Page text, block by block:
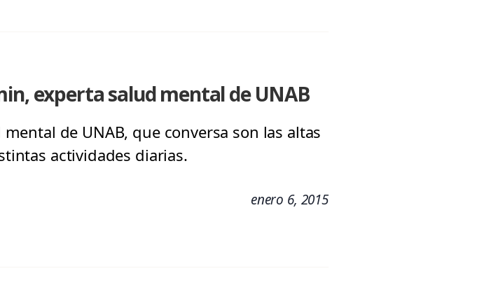
experta salud mental de UNAB
de UNAB, que conversa son las altas
actividades diarias.
enero 6, 2015